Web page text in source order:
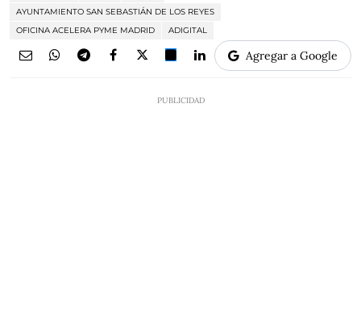
AYUNTAMIENTO SAN SEBASTIÁN DE LOS REYES
OFICINA ACELERA PYME MADRID
ADIGITAL
Agregar a Google